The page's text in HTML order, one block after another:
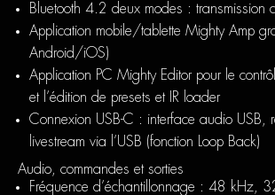
Bluetooth 4.2 deux modes : transmission
Application mobile/tablette Mighty Amp
Android/iOS)
Application PC Mighty Editor pour le
et l’édition de presets et IR loader
Connexion USB-C : interface audio USB,
livestream via l’USB (fonction Loop Back)
Audio, commandes et sorties
Fréquence d’échantillonnage : 48 kHz,